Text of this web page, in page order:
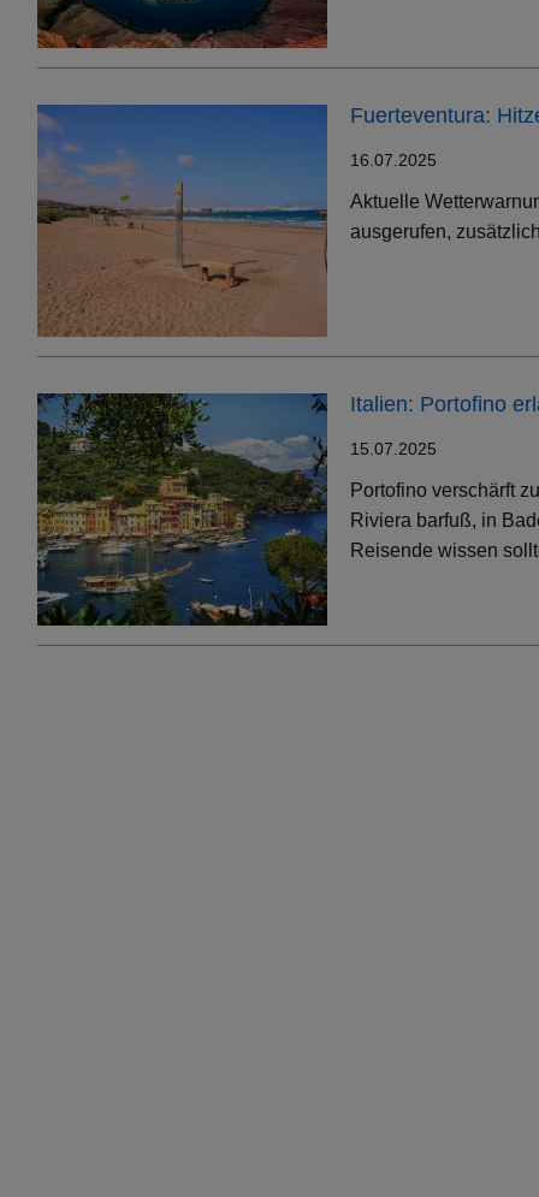
Fuerteventura:
16.07.2025
Aktuelle
ausgerufen,
Italien: Portofino
15.07.2025
Portofino verschärft
Riviera barfuß, in
Reisende wissen